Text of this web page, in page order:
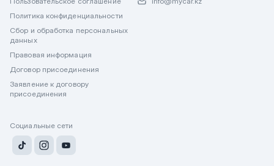
Политика конфиденциальности
Сбор и обработка персональных
данных
Правовая информация
Договор присоединения
Заявление к договору
присоединения
Социальные сети